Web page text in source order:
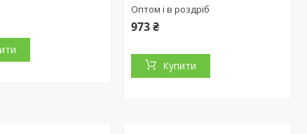
Оптом і в роздріб
973 ₴
Купити